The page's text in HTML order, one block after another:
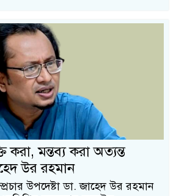
করা, মন্তব্য করা অত্যন্ত
উর রহমান
উপদেষ্টা ডা. জাহেদ উর রহমান